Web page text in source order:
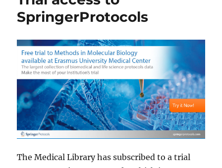
SpringerProtocols
The Medical Library has subscribed to a trial